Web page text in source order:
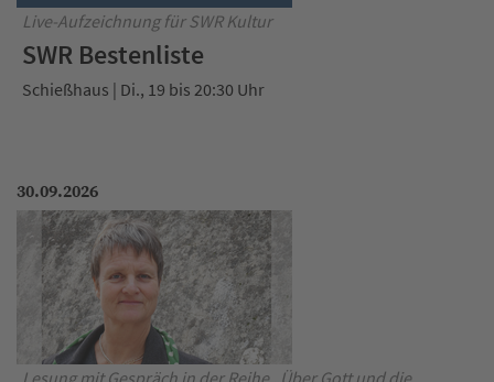
Live-Aufzeichnung für SWR Kultur
SWR Bestenliste
Schießhaus | Di., 19 bis 20:30 Uhr
30.09.2026
Lesung mit Gespräch in der Reihe „Über Gott und die